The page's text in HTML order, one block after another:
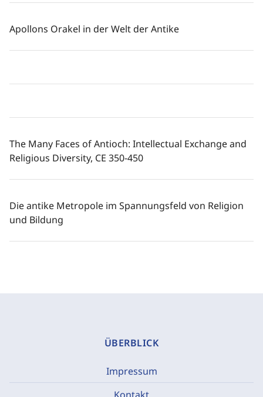
Apollons Orakel in der Welt der Antike
The Many Faces of Antioch: Intellectual Exchange and
Religious Diversity, CE 350-450
Die antike Metropole im Spannungsfeld von Religion
und Bildung
ÜBERBLICK
Impressum
Kontakt